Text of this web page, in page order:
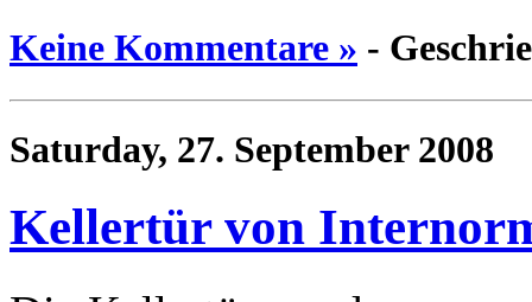
Keine Kommentare » -
Saturday, 27. September 2008
Kellertür von